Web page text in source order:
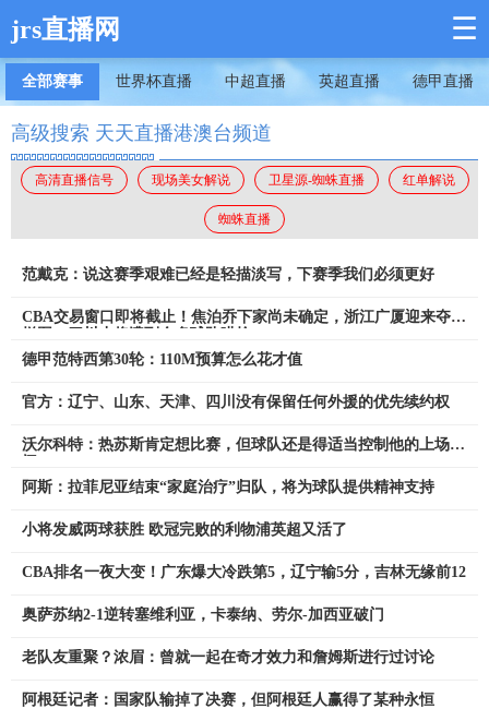
jrs直播网 ☰
全部赛事 世界杯直播 中超直播 英超直播 德甲直播
高级搜索 天天直播港澳台频道
高清直播信号 现场美女解说 卫星源-蜘蛛直播 红单解说
蜘蛛直播
范戴克：说这赛季艰难已经是轻描淡写，下赛季我们必须更好
CBA交易窗口即将截止！焦泊乔下家尚未确定，浙江广厦迎来夺冠
德甲范特西第30轮：110M预算怎么花才值
官方：辽宁、山东、天津、四川没有保留任何外援的优先续约权
沃尔科特：热苏斯肯定想比赛，但球队还是得适当控制他的上场时
阿斯：拉菲尼亚结束“家庭治疗”归队，将为球队提供精神支持
小将发威两球获胜 欧冠完败的利物浦英超又活了
CBA排名一夜大变！广东爆大冷跌第5，辽宁输5分，吉林无缘前12
奥萨苏纳2-1逆转塞维利亚，卡泰纳、劳尔-加西亚破门
老队友重聚？浓眉：曾就一起在奇才效力和詹姆斯进行过讨论
阿根廷记者：国家队输掉了决赛，但阿根廷人赢得了某种永恒